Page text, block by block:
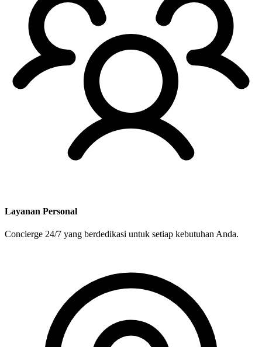
Layanan Personal
Concierge 24/7 yang berdedikasi untuk setiap kebutuhan Anda.